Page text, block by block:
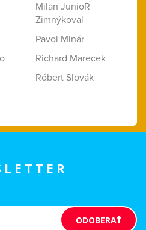
Milan JunioR
Zimnýkoval
Pavol Minár
Richard Marecek
Róbert Slovák